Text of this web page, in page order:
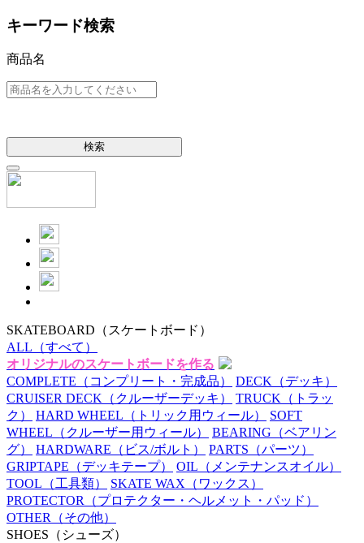
キーワード検索
商品名
検索
SKATEBOARD （スケートボード）
ALL （すべて）
オリジナルのスケートボードを作る
COMPLETE （コンプリート・完成品） DECK （デッキ）
CRUISER DECK （クルーザーデッキ） TRUCK （トラッ
ク）
HARD WHEEL （トリック用ウィール）
SOFT
WHEEL （クルーザー用ウィール） BEARING （ベアリン
グ）
HARDWARE （ビス/ボルト） PARTS （パーツ）
GRIPTAPE （デッキテープ） OIL （メンテナンスオイル）
TOOL （工具類） SKATE WAX （ワックス）
PROTECTOR （プロテクター・ヘルメット・パッド）
OTHER （その他）
SHOES （シューズ）